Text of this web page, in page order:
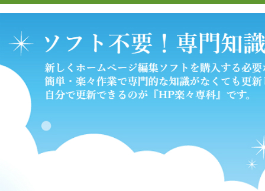
テンプレート